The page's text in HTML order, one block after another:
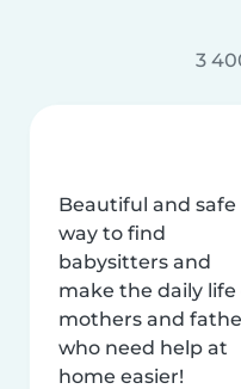
3
Beautiful and safe
way to find
babysitters and
make the daily life
mothers and
who need help at
home easier!